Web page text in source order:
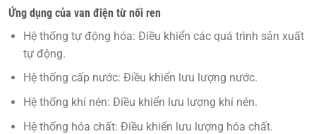
Ứng dụng của van điện từ nối ren
Hệ thống tự động hóa: Điều khiển các quá trình sản xuất
tự động.
Hệ thống cấp nước: Điều khiển lưu lượng nước.
Hệ thống khí nén: Điều khiển lưu lượng khí nén.
Hệ thống hóa chất: Điều khiển lưu lượng hóa chất.